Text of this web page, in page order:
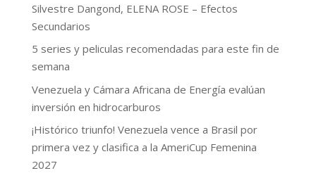
Silvestre Dangond, ELENA ROSE – Efectos
Secundarios
5 series y peliculas recomendadas para este fin de
semana
Venezuela y Cámara Africana de Energía evalúan
inversión en hidrocarburos
¡Histórico triunfo! Venezuela vence a Brasil por
primera vez y clasifica a la AmeriCup Femenina
2027